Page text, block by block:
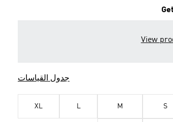
View
جدول القياسات
S
M
L
XL